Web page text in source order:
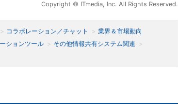
Copyright © ITmedia, Inc. All Rights Reserved.
コラボレーション／チャット
業界＆市場動向
ションツール
その他情報共有システム関連